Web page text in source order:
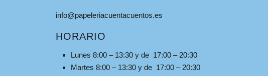
info@papeleriacuentacuentos.es
HORARIO
Lunes 8:00 – 13:30 y de 17:00 – 20:30
Martes 8:00 – 13:30 y de 17:00 – 20:30